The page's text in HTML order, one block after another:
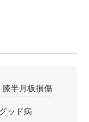
膝半月板損傷
ッド病